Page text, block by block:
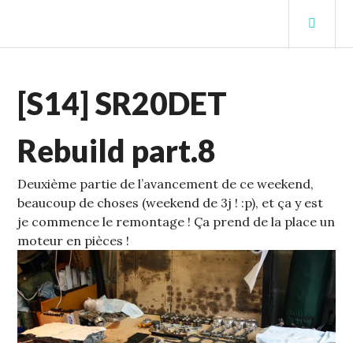
contenu
STUFFCC'S BLOG
S14
[S14] SR20DET
Rebuild part.8
Deuxième partie de l’avancement de ce weekend,
beaucoup de choses (weekend de 3j ! :p), et ça y est
je commence le remontage ! Ça prend de la place un
moteur en pièces !